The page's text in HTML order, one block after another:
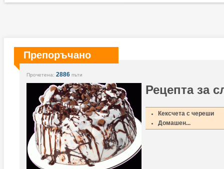
Препоръчано
Прочетена: 2886 пъти
Рецепта за
Кексчета с череши
Домашен...